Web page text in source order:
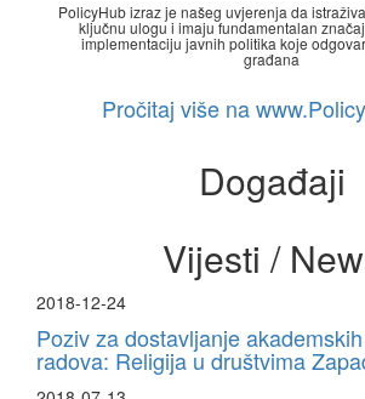
PolicyHub izraz je našeg uvjerenja da
ključnu ulogu i imaju fundamentalan
implementaciju javnih politika koje
građana
Pročitaj više na
Događaji
Vijesti /
2018-12-24
Poziv za dostavljanje
radova: Religija u društvima